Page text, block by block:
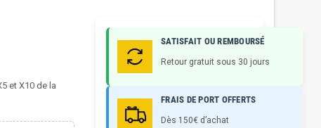
et X10 de la
SATISFAIT OU REMBOURSÉ
Retour gratuit sous 30 jours
FRAIS DE PORT OFFERTS
Dès 150€ d’achat